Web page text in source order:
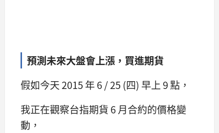
預測未來大盤會上漲，買進期貨
假如今天 2015 年 6 / 25 (四) 早上 9 點，
我正在觀察台指期貨 6 月合約的價格變
動，